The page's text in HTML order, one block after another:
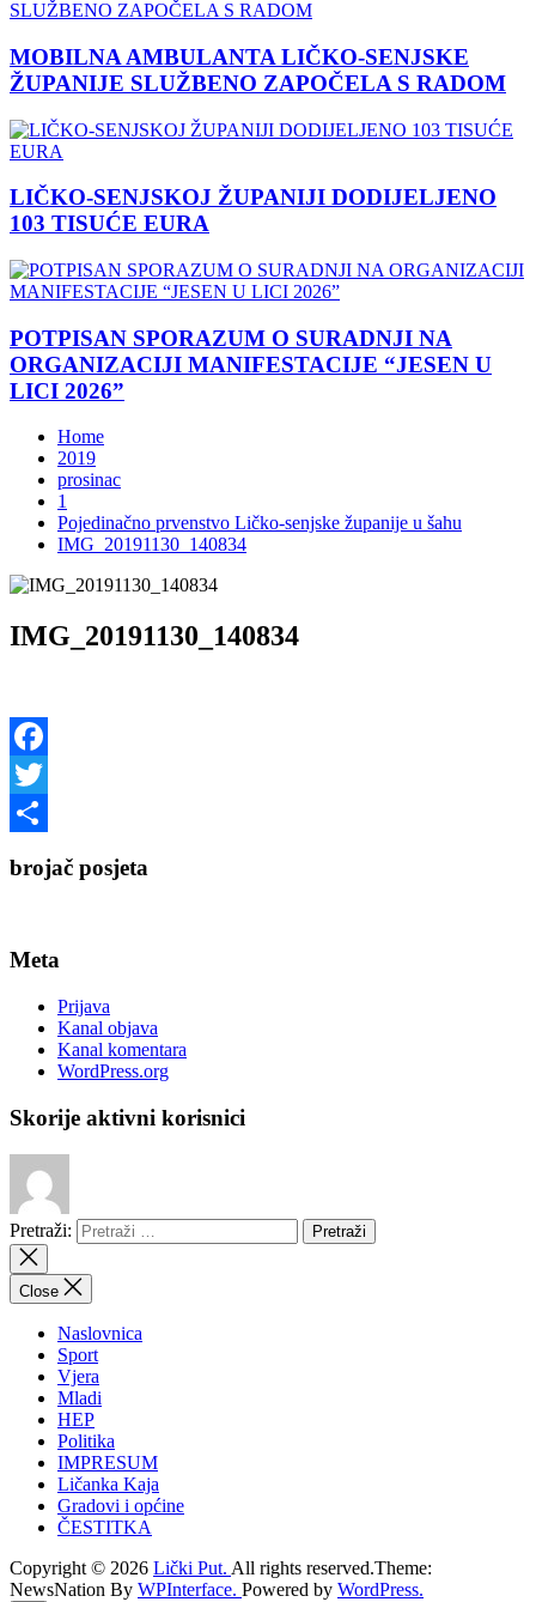
MOBILNA AMBULANTA LIČKO-SENJSKE
ŽUPANIJE SLUŽBENO ZAPOČELA S RADOM
LIČKO-SENJSKOJ ŽUPANIJI DODIJELJENO
103 TISUĆE EURA
POTPISAN SPORAZUM O SURADNJI NA
ORGANIZACIJI MANIFESTACIJE “JESEN U
LICI 2026”
Home
2019
prosinac
1
Pojedinačno prvenstvo Ličko-senjske županije u šahu
IMG_20191130_140834
IMG_20191130_140834
Facebook
Twitter
brojač posjeta
Meta
Prijava
Kanal objava
Kanal komentara
WordPress.org
Skorije aktivni korisnici
Pretraži:
Close
Naslovnica
Sport
Vjera
Mladi
HEP
Politika
IMPRESUM
Ličanka Kaja
Gradovi i općine
ČESTITKA
Copyright © 2026 Lički Put. All rights reserved.Theme:
NewsNation By WPInterface. Powered by WordPress.